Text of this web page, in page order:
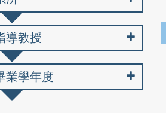
導教授
業學年度